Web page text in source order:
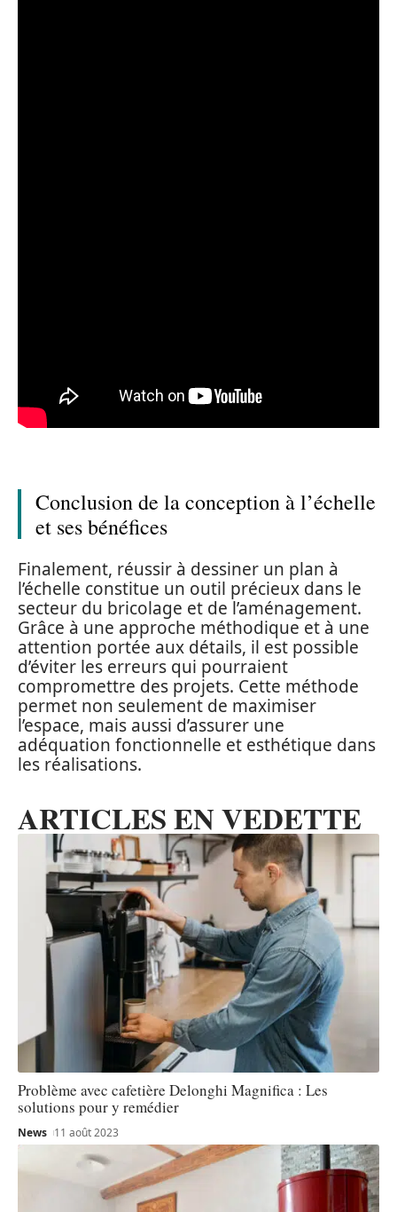
Conclusion de la conception à l’échelle
et ses bénéfices
Finalement, réussir à dessiner un plan à
l’échelle constitue un outil précieux dans le
secteur du bricolage et de l’aménagement.
Grâce à une approche méthodique et à une
attention portée aux détails, il est possible
d’éviter les erreurs qui pourraient
compromettre des projets. Cette méthode
permet non seulement de maximiser
l’espace, mais aussi d’assurer une
adéquation fonctionnelle et esthétique dans
les réalisations.
ARTICLES EN VEDETTE
Problème avec cafetière Delonghi Magnifica : Les
solutions pour y remédier
News 11 août 2023